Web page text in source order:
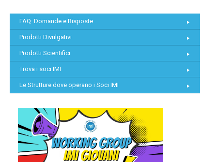
FAQ: Domande e Risposte
Prodotti Divulgativi
Prodotti Scientifici
Trova i soci IMI
Le Strutture dove operano i Soci IMI